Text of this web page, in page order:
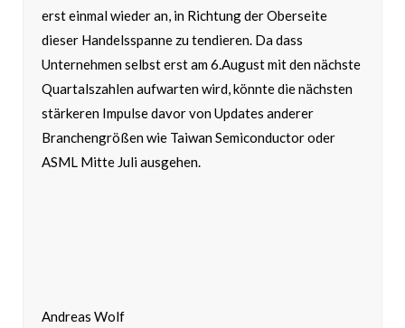
erst einmal wieder an, in Richtung der Oberseite
dieser Handelsspanne zu tendieren. Da dass
Unternehmen selbst erst am 6.August mit den nächste
Quartalszahlen aufwarten wird, könnte die nächsten
stärkeren Impulse davor von Updates anderer
Branchengrößen wie Taiwan Semiconductor oder
ASML Mitte Juli ausgehen.
Andreas Wolf